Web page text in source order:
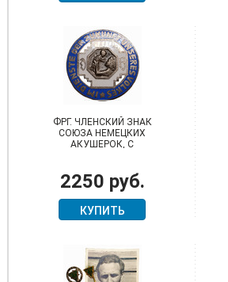
ФРГ. ЧЛЕНСКИЙ ЗНАК
СОЮЗА НЕМЕЦКИХ
АКУШЕРОК, С
НАШЕГО НАРОДА"
2250 руб.
КУПИТЬ